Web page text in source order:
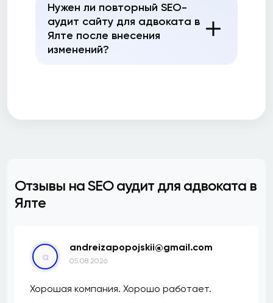
Нужен ли повторный SEO-
аудит сайту для адвоката в
Ялте после внесения
изменений?
Отзывы на SEO аудит для адвоката в
Ялте
a
andreizapopojskii@gmail.com
05.08.2026
Хорошая компания. Хорошо работает.